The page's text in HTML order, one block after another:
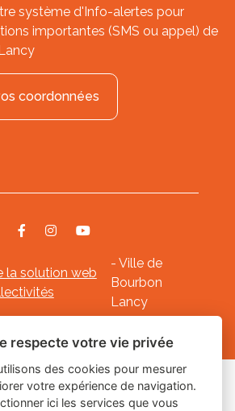
système d'Info-alertes pour
importantes (SMS ou appel) de
coordonnées
la solution web
- Ville de
Bourbon
Lancy
-- Gestion des cookies
Les labels
respecte votre vie privée
des cookies pour mesurer
votre expérience de navigation.
ici les services que vous